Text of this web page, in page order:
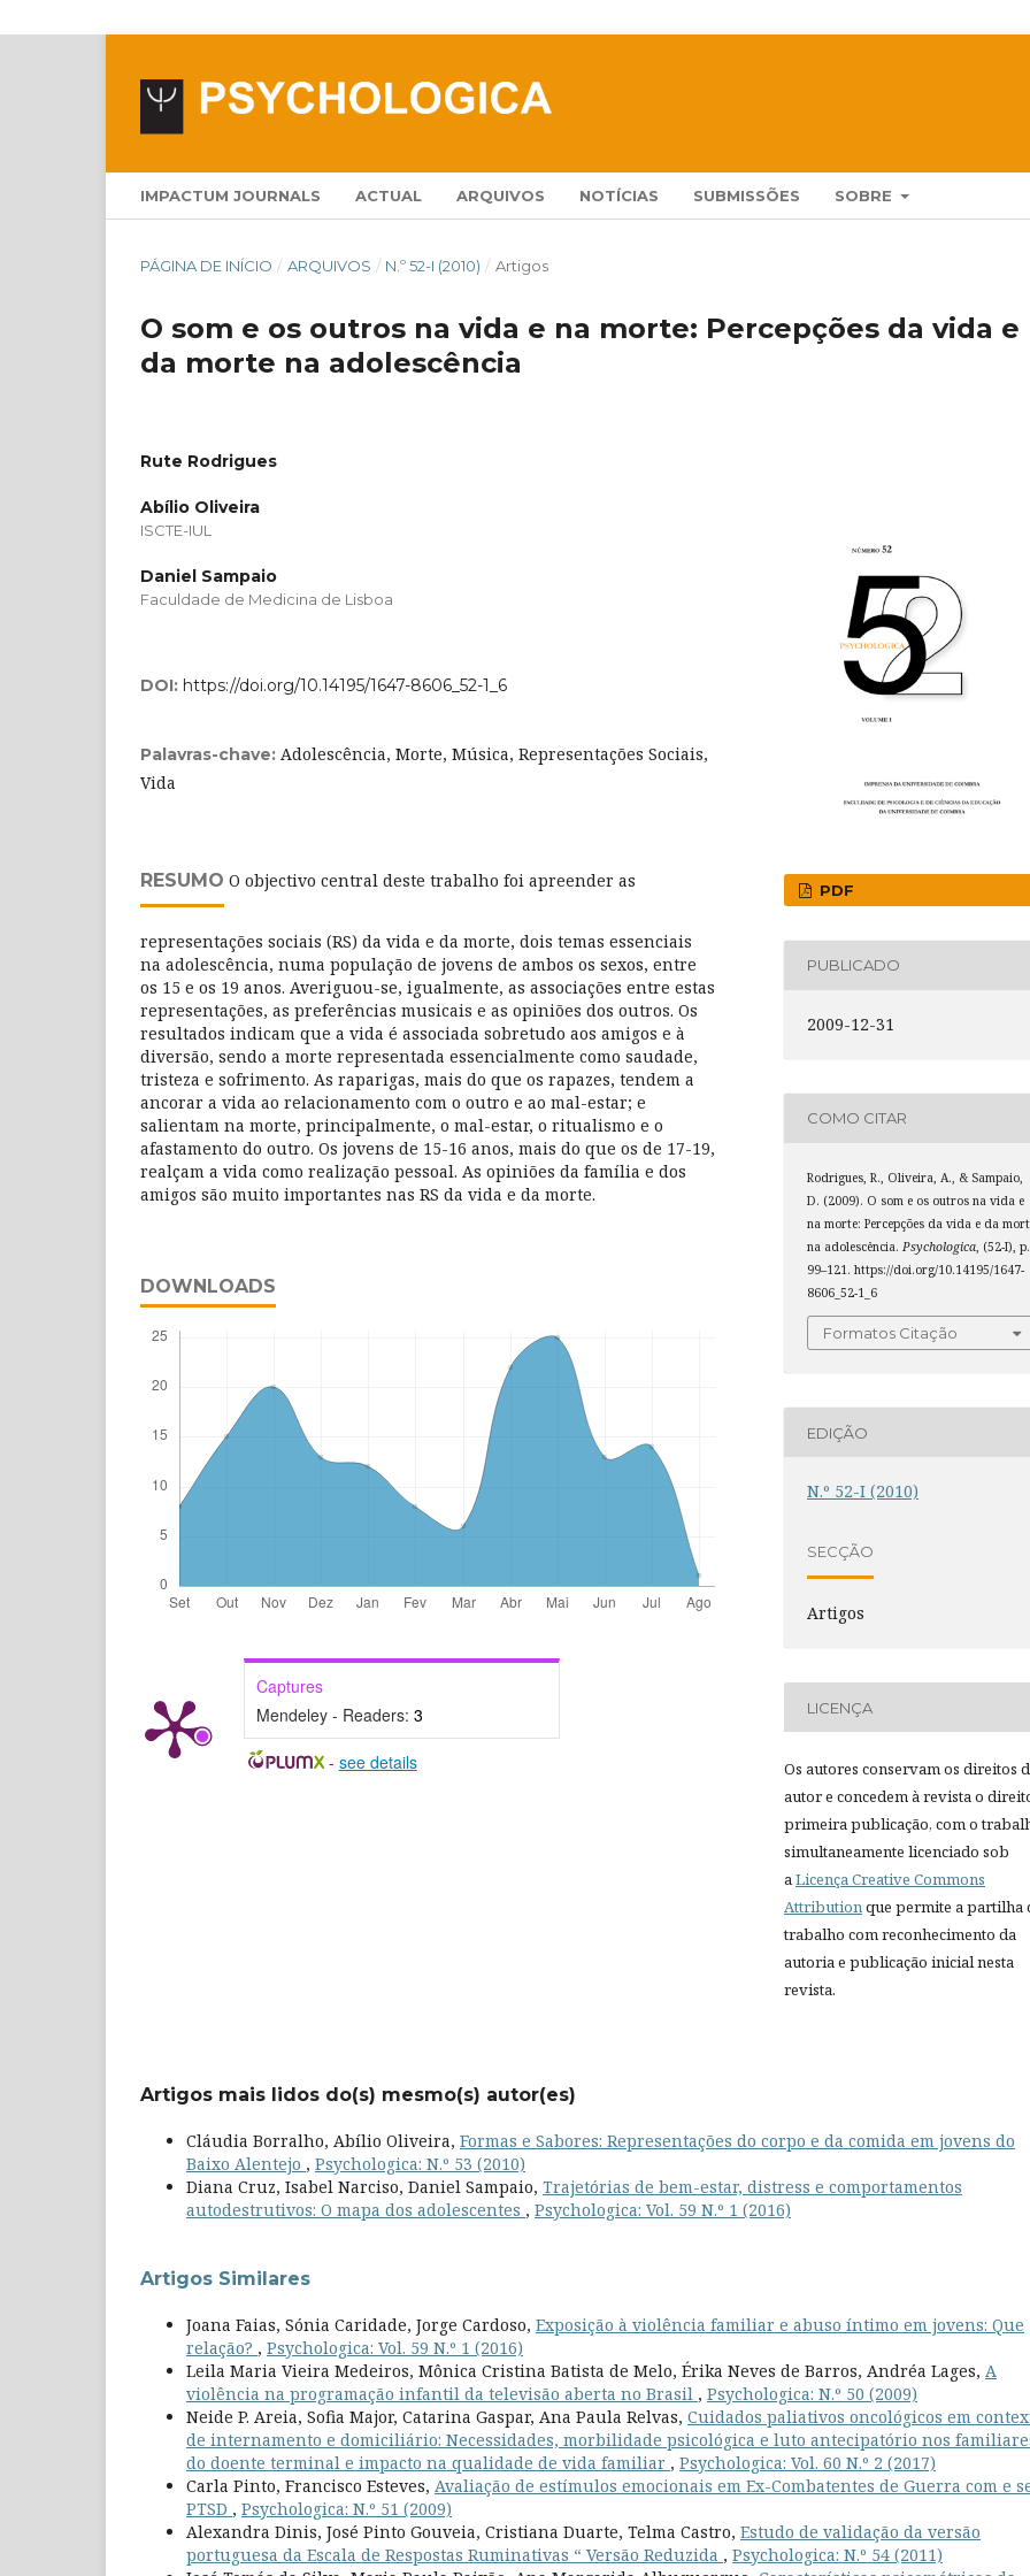
IMPACTUM JOURNALS ACTUAL ARQUIVOS NOTÍCIAS SUBMISSÕES SOBRE
PÁGINA DE INÍCIO / ARQUIVOS / N.º 52-I (2010) / Artigos
O som e os outros na vida e na morte: Percepções da vida e
da morte na adolescência
Rute Rodrigues
Abílio Oliveira
ISCTE-IUL
Daniel Sampaio
Faculdade de Medicina de Lisboa
DOI: https://doi.org/10.14195/1647-8606_52-1_6
Palavras-chave: Adolescência, Morte, Música, Representações Sociais,
Vida
RESUMO O objectivo central deste trabalho foi apreender as
representações sociais (RS) da vida e da morte, dois temas essenciais
na adolescência, numa população de jovens de ambos os sexos, entre
os 15 e os 19 anos. Averiguou-se, igualmente, as associações entre estas
representações, as preferências musicais e as opiniões dos outros. Os
resultados indicam que a vida é associada sobretudo aos amigos e à
diversão, sendo a morte representada essencialmente como saudade,
tristeza e sofrimento. As raparigas, mais do que os rapazes, tendem a
ancorar a vida ao relacionamento com o outro e ao mal-estar; e
salientam na morte, principalmente, o mal-estar, o ritualismo e o
afastamento do outro. Os jovens de 15-16 anos, mais do que os de 17-19,
realçam a vida como realização pessoal. As opiniões da família e dos
amigos são muito importantes nas RS da vida e da morte.
DOWNLOADS
Captures
Mendeley - Readers: 3
- see details
PDF
PUBLICADO
2009-12-31
COMO CITAR
Rodrigues, R., Oliveira, A., & Sampaio,
D. (2009). O som e os outros na vida e
na morte: Percepções da vida e da
na adolescência. Psychologica , (52-I), p.
99–121. https://doi.org/10.14195/1647-
8606_52-1_6
Formatos Citação
EDIÇÃO
N.º 52-I (2010)
SECÇÃO
Artigos
LICENÇA
Os autores conservam os direitos
autor e concedem à revista o
primeira publicação, com o
simultaneamente licenciado sob
aLicença Creative Commons
Attributionque permite a partilha
trabalho com reconhecimento da
autoria e publicação inicial nesta
revista.
Artigos mais lidos do(s) mesmo(s) autor(es)
Cláudia Borralho, Abílio Oliveira, Formas e Sabores: Representações do corpo e da comida em jovens do
Baixo Alentejo , Psychologica: N.º 53 (2010)
Diana Cruz, Isabel Narciso, Daniel Sampaio, Trajetórias de bem-estar, distress e comportamentos
autodestrutivos: O mapa dos adolescentes , Psychologica: Vol. 59 N.º 1 (2016)
Artigos Similares
Joana Faias, Sónia Caridade, Jorge Cardoso, Exposição à violência familiar e abuso íntimo em jovens: Que
relação? , Psychologica: Vol. 59 N.º 1 (2016)
Leila Maria Vieira Medeiros, Mônica Cristina Batista de Melo, Érika Neves de Barros, Andréa Lages, A
violência na programação infantil da televisão aberta no Brasil , Psychologica: N.º 50 (2009)
Neide P. Areia, Sofia Major, Catarina Gaspar, Ana Paula Relvas, Cuidados paliativos oncológicos em
de internamento e domiciliário: Necessidades, morbilidade psicológica e luto antecipatório nos
do doente terminal e impacto na qualidade de vida familiar , Psychologica: Vol. 60 N.º 2 (2017)
Carla Pinto, Francisco Esteves, Avaliação de estímulos emocionais em Ex-Combatentes de Guerra com e
PTSD , Psychologica: N.º 51 (2009)
Alexandra Dinis, José Pinto Gouveia, Cristiana Duarte, Telma Castro, Estudo de validação da versão
portuguesa da Escala de Respostas Ruminativas “ Versão Reduzida , Psychologica: N.º 54 (2011)